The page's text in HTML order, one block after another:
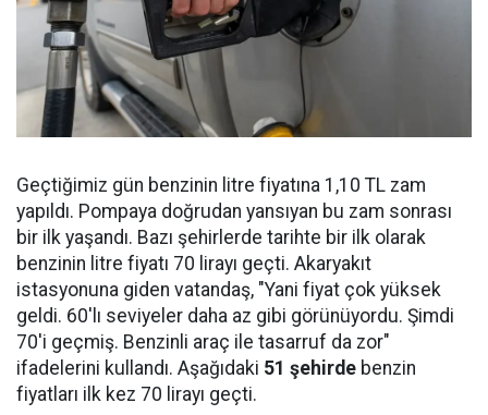
Geçtiğimiz gün benzinin litre fiyatına 1,10 TL zam
yapıldı. Pompaya doğrudan yansıyan bu zam sonrası
bir ilk yaşandı. Bazı şehirlerde tarihte bir ilk olarak
benzinin litre fiyatı 70 lirayı geçti. Akaryakıt
istasyonuna giden vatandaş, "Yani fiyat çok yüksek
geldi. 60'lı seviyeler daha az gibi görünüyordu. Şimdi
70'i geçmiş. Benzinli araç ile tasarruf da zor"
ifadelerini kullandı. Aşağıdaki 51 şehirde benzin
fiyatları ilk kez 70 lirayı geçti.